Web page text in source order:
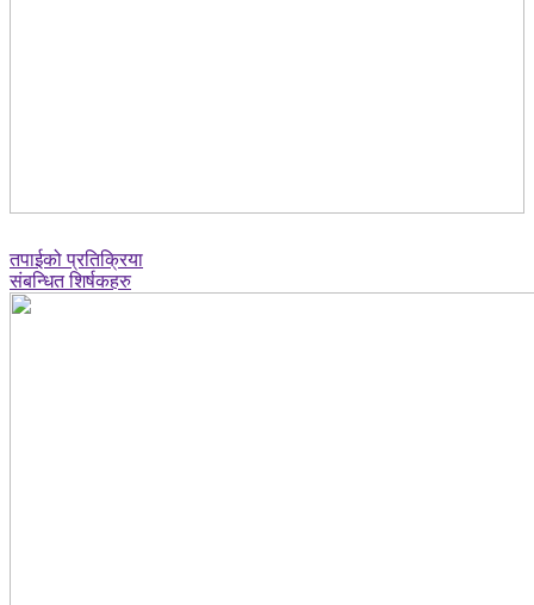
तपाईको प्रतिक्रिया
संबन्धित शिर्षकहरु